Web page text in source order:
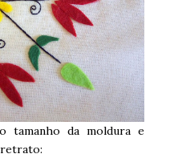
tamanho da moldura e